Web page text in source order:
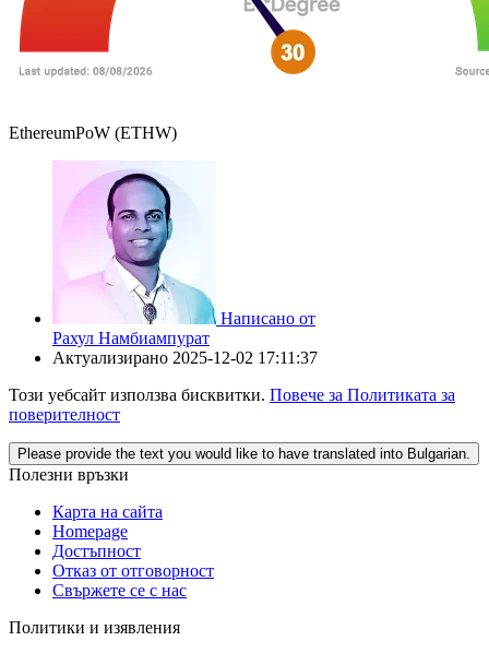
EthereumPoW (ETHW)
Написано от
Рахул Намбиампурат
Актуализирано 2025-12-02 17:11:37
Този уебсайт използва бисквитки. Повече за Политиката за
поверителност
Please provide the text you would like to have translated into Bulgarian.
Полезни връзки
Карта на сайта
Homepage
Достъпност
Отказ от отговорност
Свържете се с нас
Политики и изявления